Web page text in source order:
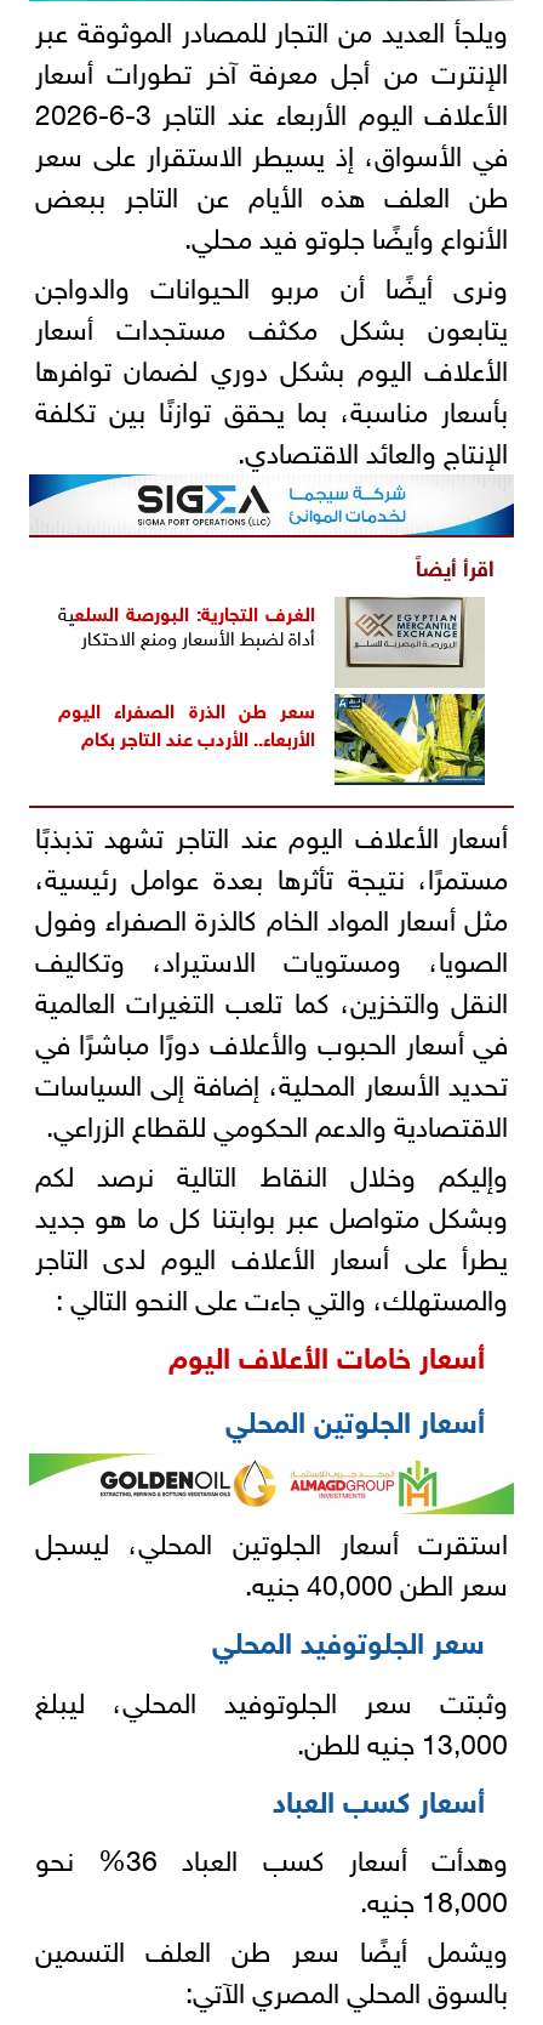
ويلجأ العديد من التجار للمصادر الموثوقة عبر
الإنترت من أجل معرفة آخر تطورات أسعار
الأعلاف اليوم الأربعاء عند التاجر 3-6-2026
في الأسواق، إذ يسيطر الاستقرار على سعر
طن العلف هذه الأيام عن التاجر ببعض
الأنواع وأيضًا جلوتو فيد محلي.
ونرى أيضًا أن مربو الحيوانات والدواجن
يتابعون بشكل مكثف مستجدات أسعار
الأعلاف اليوم بشكل دوري لضمان توافرها
بأسعار مناسبة، بما يحقق توازنًا بين تكلفة
الإنتاج والعائد الاقتصادي.
اقرأ أيضاً
الغرف التجارية: البورصة السلعية
أداة لضبط الأسعار ومنع الاحتكار
سعر طن الذرة الصفراء اليوم
الأربعاء.. الأردب عند التاجر بكام
أسعار الأعلاف اليوم عند التاجر تشهد تذبذبًا
مستمرًا، نتيجة تأثرها بعدة عوامل رئيسية،
مثل أسعار المواد الخام كالذرة الصفراء وفول
الصويا، ومستويات الاستيراد، وتكاليف
النقل والتخزين، كما تلعب التغيرات العالمية
في أسعار الحبوب والأعلاف دورًا مباشرًا في
تحديد الأسعار المحلية، إضافة إلى السياسات
الاقتصادية والدعم الحكومي للقطاع الزراعي.
وإليكم وخلال النقاط التالية نرصد لكم
وبشكل متواصل عبر بوابتنا كل ما هو جديد
يطرأ على أسعار الأعلاف اليوم لدى التاجر
والمستهلك، والتي جاءت على النحو التالي :
أسعار خامات الأعلاف اليوم
أسعار الجلوتين المحلي
استقرت أسعار الجلوتين المحلي، ليسجل
سعر الطن 40,000 جنيه.
سعر الجلوتوفيد المحلي
وثبتت سعر الجلوتوفيد المحلي، ليبلغ
13,000 جنيه للطن.
أسعار كسب العباد
وهدأت أسعار كسب العباد 36% نحو
18,000 جنيه.
ويشمل أيضًا سعر طن العلف التسمين
بالسوق المحلي المصري الآتي: